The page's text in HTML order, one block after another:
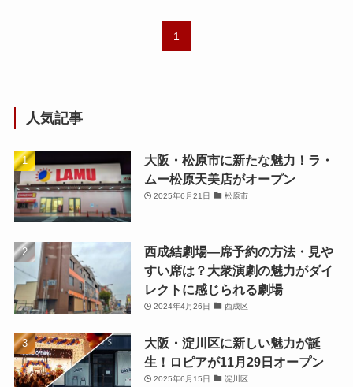
1
人気記事
大阪・松原市に新たな魅力！ラ・
ムー松原天美店がオープン
2025年6月21日 松原市
西成結劇場—席予約の方法・見や
すい席は？大衆演劇の魅力がダイ
レクトに感じられる劇場
2024年4月26日 西成区
大阪・淀川区に新しい魅力が誕
生！ロピアが11月29日オープン
2025年6月15日 淀川区